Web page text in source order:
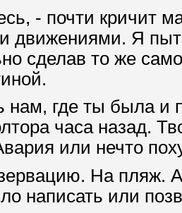
- почти кричит
Я
сделав то же
где ты была и
часа назад.
или нечто
На пляж.
написать или